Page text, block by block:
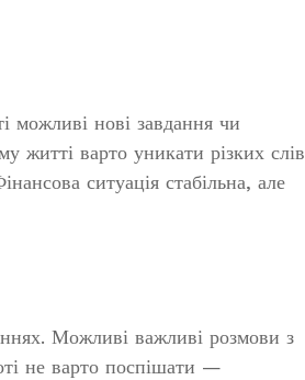
можливі нові завдання чи
житті варто уникати різких слів
ситуація стабільна, але
Можливі важливі розмови з
не варто поспішати —